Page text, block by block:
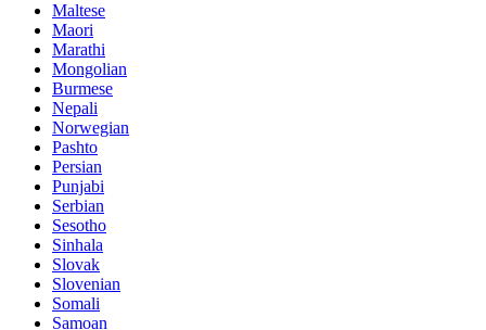
Maltese
Maori
Marathi
Mongolian
Burmese
Nepali
Norwegian
Pashto
Persian
Punjabi
Serbian
Sesotho
Sinhala
Slovak
Slovenian
Somali
Samoan